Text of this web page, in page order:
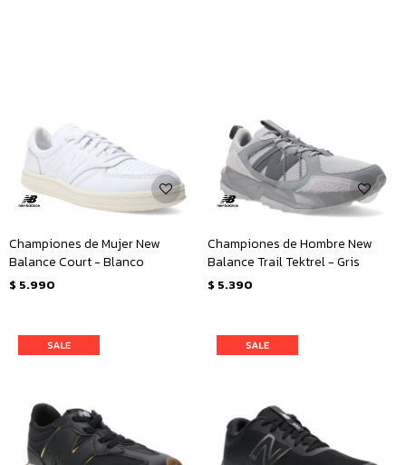
Championes de Mujer New
Balance Court - Blanco
$ 5.990
Championes de Hombre New
Balance Trail Tektrel - Gris
$ 5.390